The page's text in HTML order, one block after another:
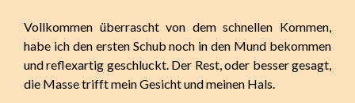
Vollkommen überrascht von dem schnellen Kommen,
habe ich den ersten Schub noch in den Mund bekommen
und reflexartig geschluckt. Der Rest, oder besser gesagt,
die Masse trifft mein Gesicht und meinen Hals.